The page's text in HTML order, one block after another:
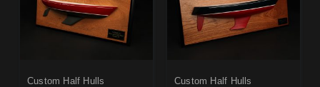
Custom Half Hulls Custom Half Hulls